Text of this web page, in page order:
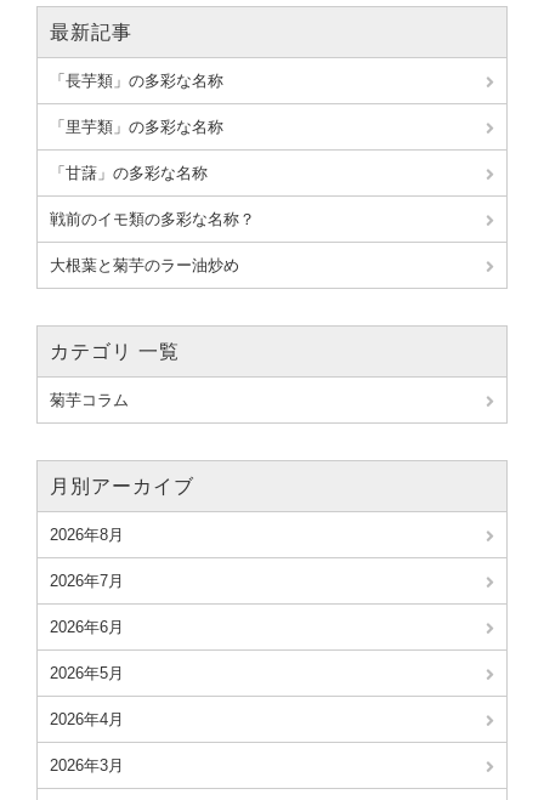
最新記事
「長芋類」の多彩な名称
「里芋類」の多彩な名称
「甘藷」の多彩な名称
戦前のイモ類の多彩な名称？
大根葉と菊芋のラー油炒め
カテゴリ 一覧
菊芋コラム
月別アーカイブ
2026年8月
2026年7月
2026年6月
2026年5月
2026年4月
2026年3月